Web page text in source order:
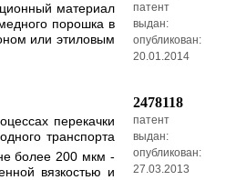
материал
порошка в
или этиловым
патент
выдан:
опубликован:
20.01.2014
перекачки
транспорта
более 200 мкм -
вязкостью и
2478118
патент
выдан:
опубликован:
27.03.2013